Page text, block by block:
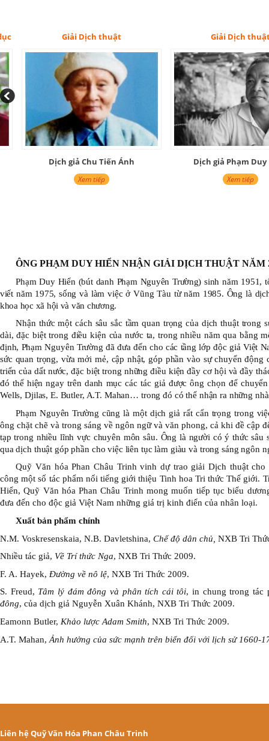
Giải Dịch thuật
Dịch giả Chu Tiến Ánh
Xem tiếp
Giải Dịch thuật
Dịch giả Phạm Duy
Xem tiếp
ÔNG PHẠM DUY HIỂN NHẬN GIẢI DỊCH THUẬT NĂM
Phạm Duy Hiển (bút danh Phạm Nguyên Trường) sinh năm
viết năm 1975, sống và làm việc ở Vũng Tàu từ năm 1985. Ông là
khoa học xã hội và văn chương.
Nhận thức một cách sâu sắc tầm quan trọng của dịch thuật trong
dài, đặc biệt trong điều kiện của nước ta, trong nhiều năm qua bằng
định, Phạm Nguyên Trường đã đưa đến cho các tầng lớp độc giả Việt
sức quan trọng, vừa mởi mẻ, cập nhật, góp phần vào sự chuyển
triển của dất nước, đặc biệt trong những điều kiện đầy cơ hội và đầy
đó thể hiện ngay trên danh mục các tác giả được ông chọn để
Wells, Djilas, E. Butler, A.T. Mahan… trong đó có thể nhận ra những
Phạm Nguyên Trường cũng là một dịch giả rất cẩn trọng trong
ông chặt chẽ và trong sáng về ngôn ngữ và văn phong, cả khi đề cập
tạp trong nhiều lĩnh vực chuyên môn sâu. Ông là người có ý thức sâu
qua dịch thuật góp phần cho việc liên tục làm giàu và trong sáng ngôn
Quỹ Văn hóa Phan Châu Trinh vinh dự trao giải Dịch thuật
công một số tác phẩm nổi tiếng giới thiệu Tinh hoa Tri thức Thế giới.
Hiển, Quỹ Văn hóa Phan Châu Trinh mong muốn tiếp tục biểu
đưa đến cho độc giả Việt Nam những giá trị kinh điển của nhân loại.
Xuất bản phẩm chính
N.M. Voskresenskaia, N.B. Davletshina, Chế độ dân chủ, NXB Tri
Nhiều tác giả, Về Trí thức Nga, NXB Tri Thức 2009.
F. A. Hayek, Đường về nô lệ, NXB Tri Thức 2009.
S. Freud, Tâm lý đám đông và phân tích cái tôi, in chung trong tác
đông, của dịch giả Nguyễn Xuân Khánh, NXB Tri Thức 2009.
Eamonn Butler, Khảo lược Adam Smith, NXB Tri Thức 2009.
A.T. Mahan, Ảnh hưởng của sức mạnh trên biển đối với lịch sử 1660-
Liên hệ Quỹ Văn Hóa Phan Châu Trinh